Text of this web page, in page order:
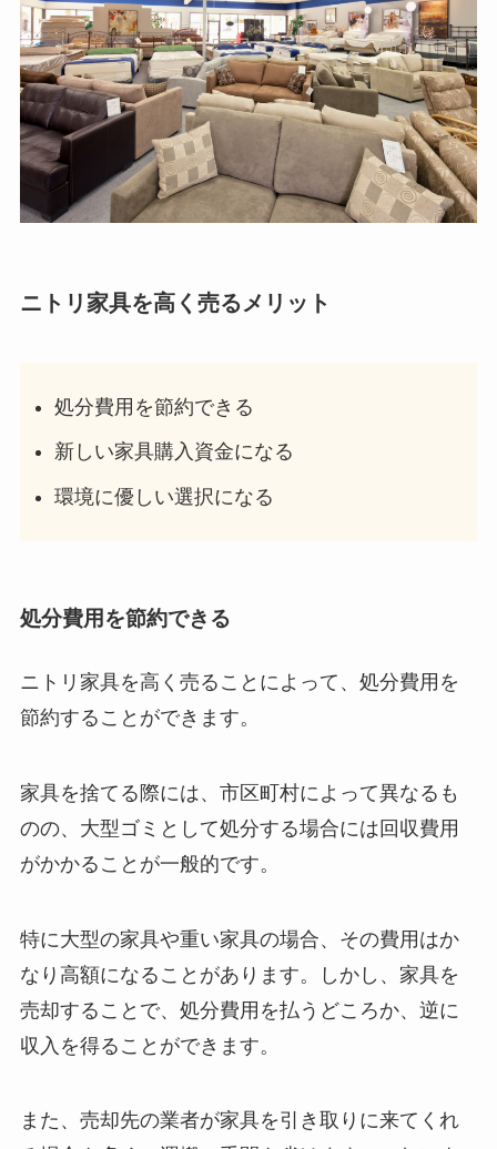
ニトリ家具を高く売るメリット
処分費用を節約できる
新しい家具購入資金になる
環境に優しい選択になる
処分費用を節約できる
ニトリ家具を高く売ることによって、処分費用を
節約することができます。
家具を捨てる際には、市区町村によって異なるも
のの、大型ゴミとして処分する場合には回収費用
がかかることが一般的です。
特に大型の家具や重い家具の場合、その費用はか
なり高額になることがあります。しかし、家具を
売却することで、処分費用を払うどころか、逆に
収入を得ることができます。
また、売却先の業者が家具を引き取りに来てくれ